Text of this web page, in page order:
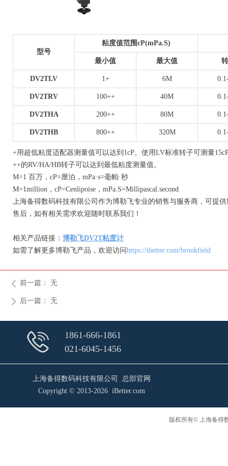
型号
粘度值范围cP(mPa.S)
最小值 最大值
DV2TLV 1+ 6M
DV2TRV 100++ 40M
DV2THA 200++ 80M
DV2THB 800++ 320M
+用超低粘度适配器测量值可以达到1cP。使用LV标准转子可测量
++的RV/HA/HB转子可以达到最低粘度测量值。
M=1 百万，cP=厘泊，mPa·s=毫帕·秒
M=1million，cP=Cenlipoise，mPa.S=Millipascal.second
上海备得数码科技有限公司作为博勒飞专业的销售与服务商，可提
售后，如有相关需求欢迎随时联系我们！
相关产品链接： 博勒飞DV2T粘度计
如需了解更多博勒飞产品，欢迎访问https://ibetter.com/brookfield
ꄴ 前一篇： 无
ꄲ 后一篇： 无
上海备得数码科技有限公司 总部官网
Copyright © 2013-2026 iBetter.com
1861-666-1861
021-6045-1456
版权所有© 上海备得